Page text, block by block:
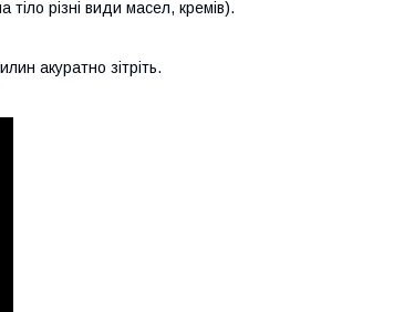
різні види масел, кремів).
акуратно зітріть.